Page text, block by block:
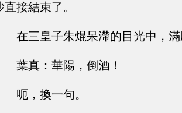
直接結束了。
在三皇子朱焜呆滯的目光中，
葉真：華陽，倒酒！
呃，換一句。